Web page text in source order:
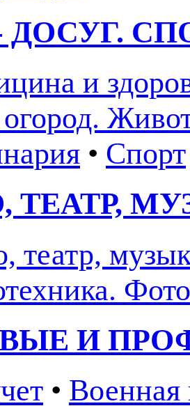
и
• Спорт
ТЕАТР,
театр,
И
• Военная